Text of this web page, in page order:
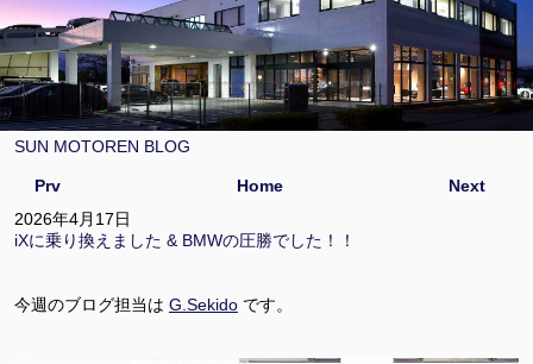
SUN MOTOREN BLOG
Next
Prv
Home
2026年4月17日
iXに乗り換えました & BMWの圧勝でした！！
今週のブログ担当は G.Sekido です。